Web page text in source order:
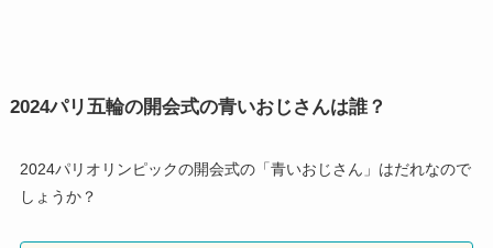
2024パリ五輪の開会式の青いおじさんは誰？
2024パリオリンピックの開会式の「青いおじさん」はだれなので
しょうか？